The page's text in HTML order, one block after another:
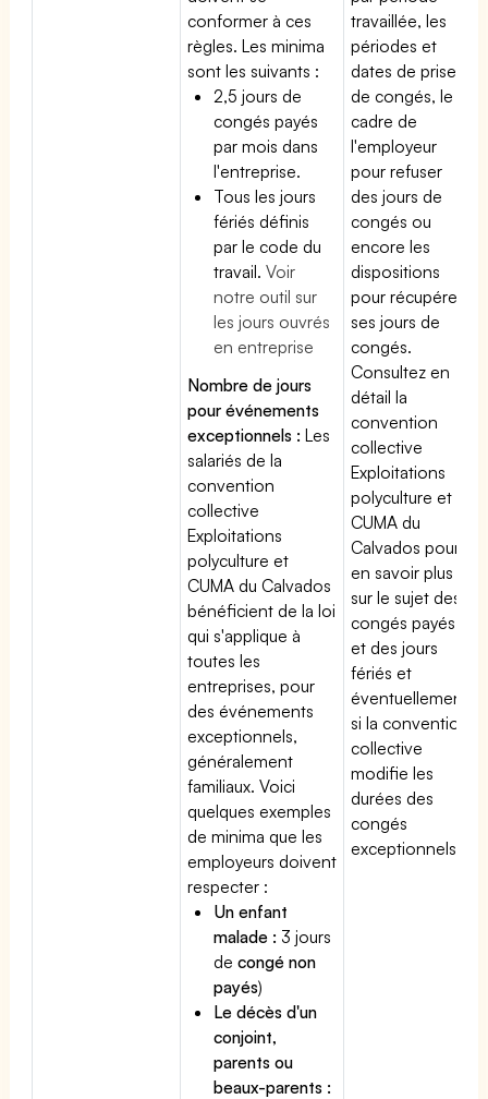
conformer à ces
règles. Les minima
sont les suivants :
2,5 jours de
congés payés
par mois dans
l'entreprise.
Tous les jours
fériés définis
par le code du
travail.Voir
notre outil sur
les jours ouvrés
en entreprise
Nombre de jours
pour événements
exceptionnels : Les
salariés de la
convention
collective
Exploitations
polyculture et
CUMA du Calvados
bénéficient de la loi
qui s'applique à
toutes les
entreprises, pour
des événements
exceptionnels,
généralement
familiaux. Voici
quelques exemples
de minima que les
employeurs doivent
respecter :
Un enfant
malade : 3 jours
decongé non
payés)
Le décès d'un
conjoint,
parents ou
beaux-parents :
travaillée, les
périodes et
dates de prise
de congés, le
cadre de
l'employeur
pour refuser
des jours de
congés ou
encore les
dispositions
pour récupérer
ses jours de
congés.
Consultez en
détail la
convention
collective
Exploitations
polyculture et
CUMA du
Calvados pour
en savoir plus
sur le sujet des
congés payés
et des jours
fériés et
éventuellement
si la convention
collective
modifie les
durées des
congés
exceptionnels.